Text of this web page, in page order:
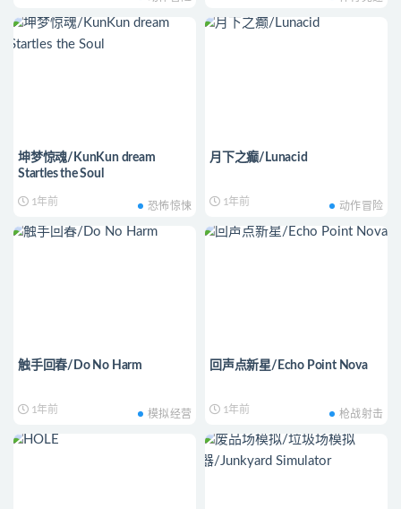
坤梦惊魂/KunKun dream
Startles the Soul
1年前 恐怖惊悚
月下之癫/Lunacid
1年前 动作冒险
触手回春/Do No Harm
1年前 模拟经营
回声点新星/Echo Point Nova
1年前 枪战射击